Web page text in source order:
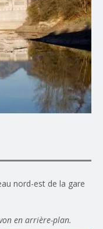
nord-est de la gare
en arrière-plan.